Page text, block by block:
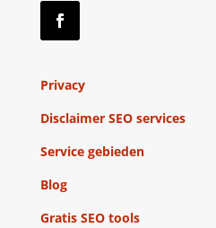
Privacy
Disclaimer SEO services
Service gebieden
Blog
Gratis SEO tools